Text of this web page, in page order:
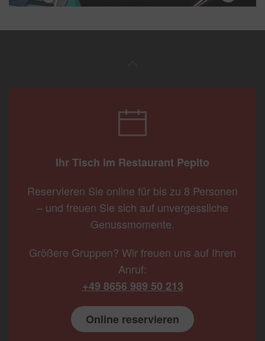
Ihr Tisch im Restaurant Pepito
Reservieren Sie online für bis zu 8 Personen
– und freuen Sie sich auf unvergessliche
Genussmomente.
Größere Gruppen? Wir freuen uns auf Ihren
Anruf:
+49 8656 989 50 213
Online reservieren